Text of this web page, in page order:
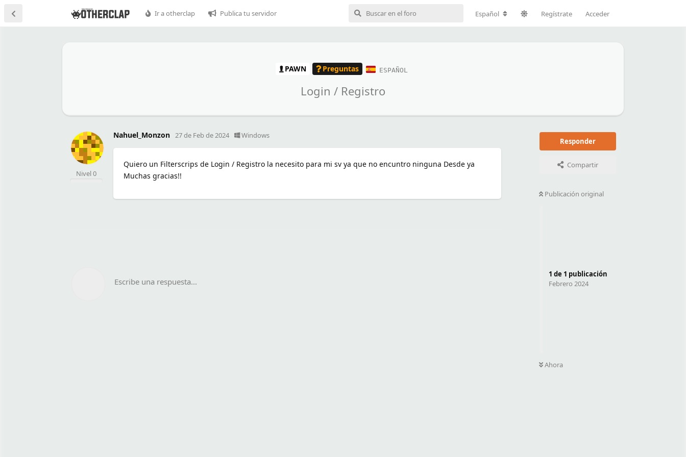
Ir a otherclap Publica tu servidor Español Regístrate Acceder
PAWN Preguntas ESPAÑOL
Login / Registro
Responder
Compartir
Publicación original
1 de 1 publicación
Febrero 2024
Ahora
Nahuel_Monzon
Nivel 0
27 de Feb de 2024 Windows
Quiero un Filterscrips de Login / Registro la necesito para mi sv ya que no encuntro ninguna Desde ya
Muchas gracias!!
Escribe una respuesta...